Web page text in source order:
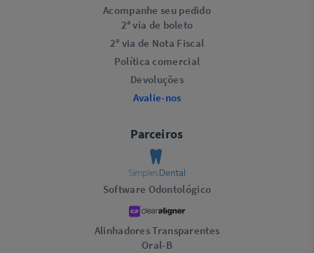
Acompanhe seu pedido
2ª via de boleto
2ª via de Nota Fiscal
Política comercial
Devoluções
Avalie-nos
Parceiros
Software Odontológico
Alinhadores Transparentes
Oral-B